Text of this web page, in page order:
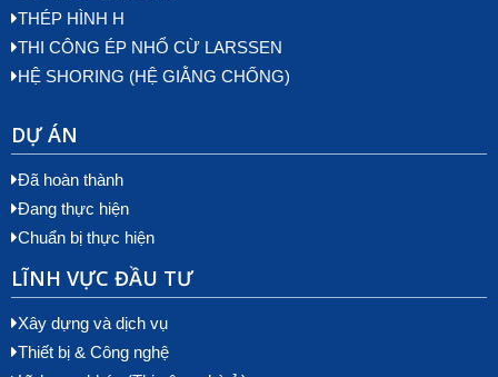
THÉP HÌNH H
THI CÔNG ÉP NHỔ CỪ LARSSEN
HỆ SHORING (HỆ GIẰNG CHỐNG)
DỰ ÁN
Đã hoàn thành
Đang thực hiện
Chuẩn bị thực hiện
LĨNH VỰC ĐẦU TƯ
Xây dựng và dịch vụ
Thiết bị & Công nghệ